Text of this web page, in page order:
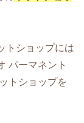
トショップには
パーマネント
トショップを